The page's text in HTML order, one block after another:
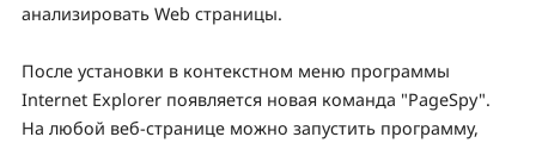
анализировать Web страницы.
После установки в контекстном меню программы
Internet Explorer появляется новая команда "PageSpy".
На любой веб-странице можно запустить программу,